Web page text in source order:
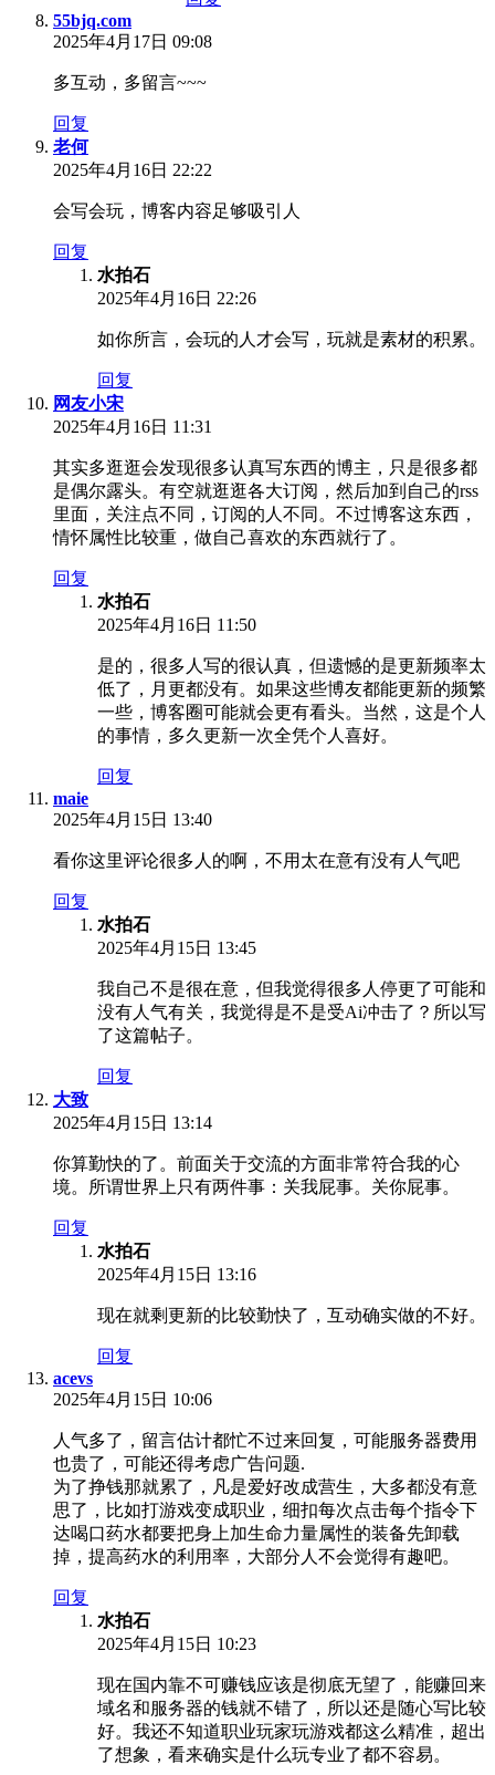
55bjq.com
2025年4月17日 09:08
多互动，多留言~~~
回复
老何
2025年4月16日 22:22
会写会玩，博客内容足够吸引人
回复
水拍石
2025年4月16日 22:26
如你所言，会玩的人才会写，玩就是素材的积累。
回复
网友小宋
2025年4月16日 11:31
其实多逛逛会发现很多认真写东西的博主，只是很多都
是偶尔露头。有空就逛逛各大订阅，然后加到自己的rss
里面，关注点不同，订阅的人不同。不过博客这东西，
情怀属性比较重，做自己喜欢的东西就行了。
回复
水拍石
2025年4月16日 11:50
是的，很多人写的很认真，但遗憾的是更新频率太
低了，月更都没有。如果这些博友都能更新的频繁
一些，博客圈可能就会更有看头。当然，这是个人
的事情，多久更新一次全凭个人喜好。
回复
maie
2025年4月15日 13:40
看你这里评论很多人的啊，不用太在意有没有人气吧
回复
水拍石
2025年4月15日 13:45
我自己不是很在意，但我觉得很多人停更了可能和
没有人气有关，我觉得是不是受Ai冲击了？所以写
了这篇帖子。
回复
大致
2025年4月15日 13:14
你算勤快的了。前面关于交流的方面非常符合我的心
境。所谓世界上只有两件事：关我屁事。关你屁事。
回复
水拍石
2025年4月15日 13:16
现在就剩更新的比较勤快了，互动确实做的不好。
回复
acevs
2025年4月15日 10:06
人气多了，留言估计都忙不过来回复，可能服务器费用
也贵了，可能还得考虑广告问题.
为了挣钱那就累了，凡是爱好改成营生，大多都没有意
思了，比如打游戏变成职业，细扣每次点击每个指令下
达喝口药水都要把身上加生命力量属性的装备先卸载
掉，提高药水的利用率，大部分人不会觉得有趣吧。
回复
水拍石
2025年4月15日 10:23
现在国内靠不可赚钱应该是彻底无望了，能赚回来
域名和服务器的钱就不错了，所以还是随心写比较
好。我还不知道职业玩家玩游戏都这么精准，超出
了想象，看来确实是什么玩专业了都不容易。